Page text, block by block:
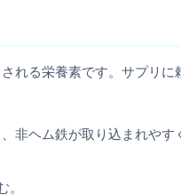
される栄養素です。サプリに
非ヘム鉄が取り込まれやす